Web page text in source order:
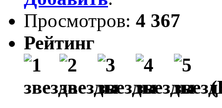
Просмотров: 4 367
Рейтинг